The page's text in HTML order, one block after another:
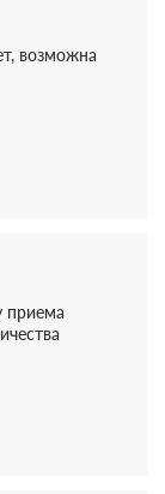
возможна
приема